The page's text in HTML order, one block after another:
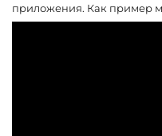
приложения. Как пример